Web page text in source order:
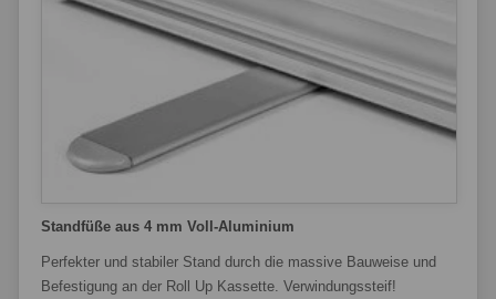
Standfüße aus 4 mm Voll-Aluminium
Perfekter und stabiler Stand durch die massive Bauweise und
Befestigung an der Roll Up Kassette. Verwindungssteif!